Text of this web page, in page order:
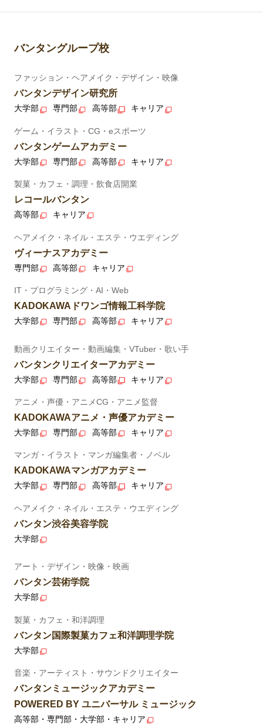
バンタングループ校
ファッション・ヘアメイク・デザイン・映像
バンタンデザイン研究所
大学部 専門部 高等部 キャリア
ゲーム・イラスト・CG・eスポーツ
バンタンゲームアカデミー
大学部 専門部 高等部 キャリア
製菓・カフェ・調理・飲食店開業
レコールバンタン
高等部 キャリア
ヘアメイク・ネイル・エステ・ウエディング
ヴィーナスアカデミー
専門部 高等部 キャリア
IT・プログラミング・AI・Web
KADOKAWAドワンゴ情報工科学院
大学部 専門部 高等部 キャリア
動画クリエイター・動画編集・VTuber・歌い手
バンタンクリエイターアカデミー
大学部 専門部 高等部 キャリア
アニメ・声優・アニメCG・アニメ監督
KADOKAWAアニメ・声優アカデミー
大学部 専門部 高等部 キャリア
マンガ・イラスト・マンガ編集者・ノベル
KADOKAWAマンガアカデミー
大学部 専門部 高等部 キャリア
ヘアメイク・ネイル・エステ・ウエディング
バンタン渋谷美容学院
大学部
アート・デザイン・映像・映画
バンタン芸術学院
大学部
製菓・カフェ・和洋調理
バンタン国際製菓カフェ和洋調理学院
大学部
音楽・アーティスト・サウンドクリエイター
バンタンミュージックアカデミー
POWERED BY ユニバーサル ミュージック
高等部・専門部・大学部・キャリア